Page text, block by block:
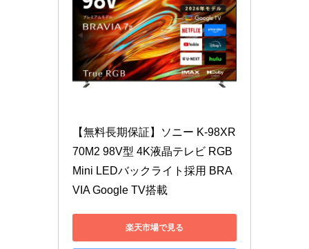
【無料長期保証】ソニー K-98XR
70M2 98V型 4K液晶テレビ RGB
Mini LEDバックライト採用 BRA
VIA Google TV搭載
楽天市場で見る